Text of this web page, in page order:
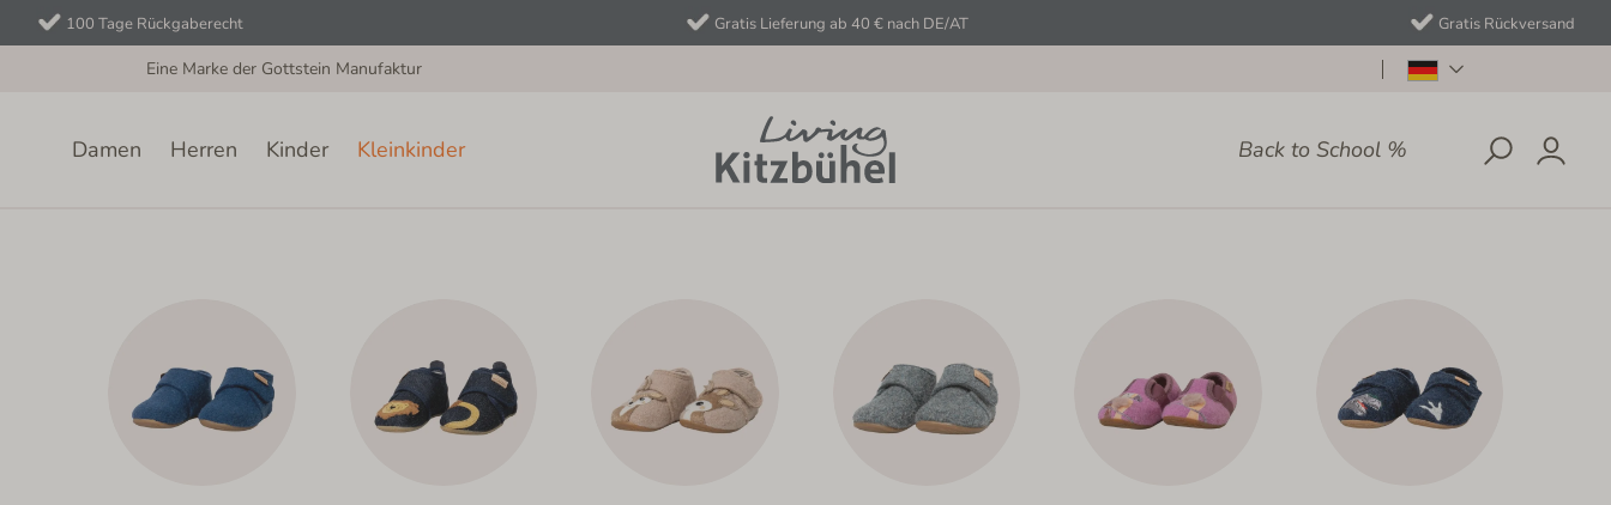
100 Tage Rückgaberecht Gratis Lieferung ab 40 € nach DE/AT Gratis Rückversand
Eine Marke der Gottstein Manufaktur
Back to School %
Damen Herren Kinder Kleinkinder
Hausschuhe Kleinkinder